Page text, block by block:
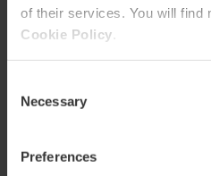
of their services. You will find
Cookie Policy
Selection
Necessary
Preferences